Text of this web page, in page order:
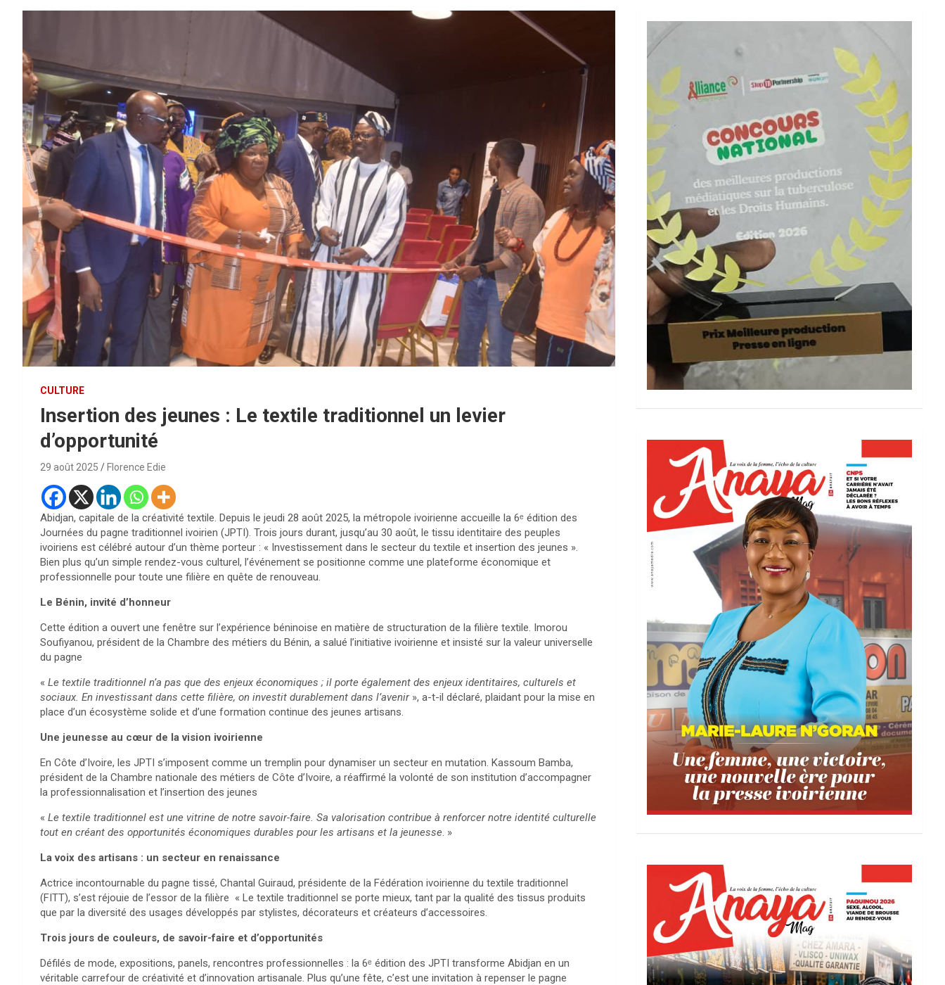
CULTURE
Insertion des jeunes : Le textile traditionnel un levier
d’opportunité
29 août 2025 Florence Edie
Abidjan, capitale de la créativité textile. Depuis le jeudi 28 août 2025, la métropole ivoirienne accueille la 6ᵉ édition des
Journées du pagne traditionnel ivoirien (JPTI). Trois jours durant, jusqu’au 30 août, le tissu identitaire des peuples
ivoiriens est célébré autour d’un thème porteur : « Investissement dans le secteur du textile et insertion des jeunes ».
Bien plus qu’un simple rendez-vous culturel, l’événement se positionne comme une plateforme économique et
professionnelle pour toute une filière en quête de renouveau.
Le Bénin, invité d’honneur
Cette édition a ouvert une fenêtre sur l’expérience béninoise en matière de structuration de la filière textile. Imorou
Soufiyanou, président de la Chambre des métiers du Bénin, a salué l’initiative ivoirienne et insisté sur la valeur universelle
du pagne
« Le textile traditionnel n’a pas que des enjeux économiques ; il porte également des enjeux identitaires, culturels et
sociaux. En investissant dans cette filière, on investit durablement dans l’avenir», a-t-il déclaré, plaidant pour la mise en
place d’un écosystème solide et d’une formation continue des jeunes artisans.
Une jeunesse au cœur de la vision ivoirienne
En Côte d’Ivoire, les JPTI s’imposent comme un tremplin pour dynamiser un secteur en mutation. Kassoum Bamba,
président de la Chambre nationale des métiers de Côte d’Ivoire, a réaffirmé la volonté de son institution d’accompagner
la professionnalisation et l’insertion des jeunes
« Le textile traditionnel est une vitrine de notre savoir-faire. Sa valorisation contribue à renforcer notre identité culturelle
tout en créant des opportunités économiques durables pour les artisans et la jeunesse. »
La voix des artisans : un secteur en renaissance
Actrice incontournable du pagne tissé, Chantal Guiraud, présidente de la Fédération ivoirienne du textile traditionnel
(FITT), s’est réjouie de l’essor de la filière « Le textile traditionnel se porte mieux, tant par la qualité des tissus produits
que par la diversité des usages développés par stylistes, décorateurs et créateurs d’accessoires.
Trois jours de couleurs, de savoir-faire et d’opportunités
Défilés de mode, expositions, panels, rencontres professionnelles : la 6ᵉ édition des JPTI transforme Abidjan en un
véritable carrefour de créativité et d’innovation artisanale. Plus qu’une fête, c’est une invitation à repenser le pagne